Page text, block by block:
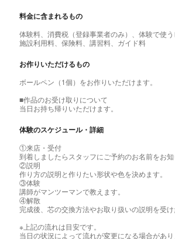
料金に含まれるもの
体験料、消費税（登録事業者のみ）、体験で使う
施設利用料、保険料、講習料、ガイド料
お作りいただけるもの
ボールペン（1個）をお作りいただけます。
■作品のお受け取りについて
当日お持ち帰りいただけます。
体験のスケジュール・詳細
①来店・受付
到着しましたらスタッフにご予約のお名前をお知
②説明
作り方の説明と作りたい形状や色を決めます。
③体験
講師がマンツーマンで教えます。
④解散
完成後、芯の交換方法やお取り扱いの説明を受け
※上記の流れは目安です。
当日の状況によって流れが変更になる場合があ